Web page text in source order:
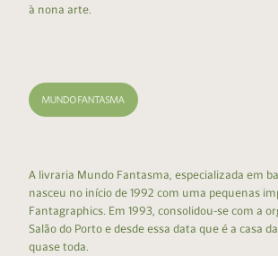
à nona arte.
A livraria Mundo Fantasma, especializada em
nasceu no início de 1992 com uma pequenas
Fantagraphics. Em 1993, consolidou-se com a
Salão do Porto e desde essa data que é a casa
quase toda.